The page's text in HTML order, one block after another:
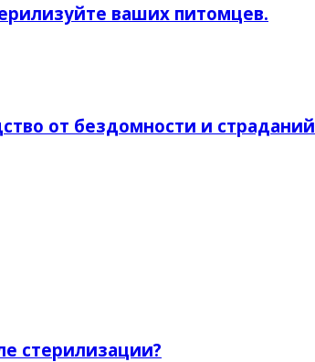
ваших питомцев.
от бездомности и страданий
стерилизации?